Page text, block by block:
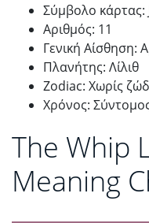
Σύμβολο κάρτας:
Αριθμός: 11
Γενική Αίσθηση:
Πλανήτης: Λίλιθ
Zodiac: Χωρίς
Χρόνος:
The Whip
Meaning